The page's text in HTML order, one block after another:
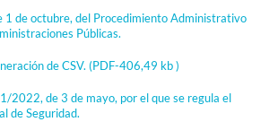
de octubre, del Procedimiento Administrativo
Públicas.
de CSV. (PDF-406,49 kb )
2022, de 3 de mayo, por el que se regula el
de Seguridad.